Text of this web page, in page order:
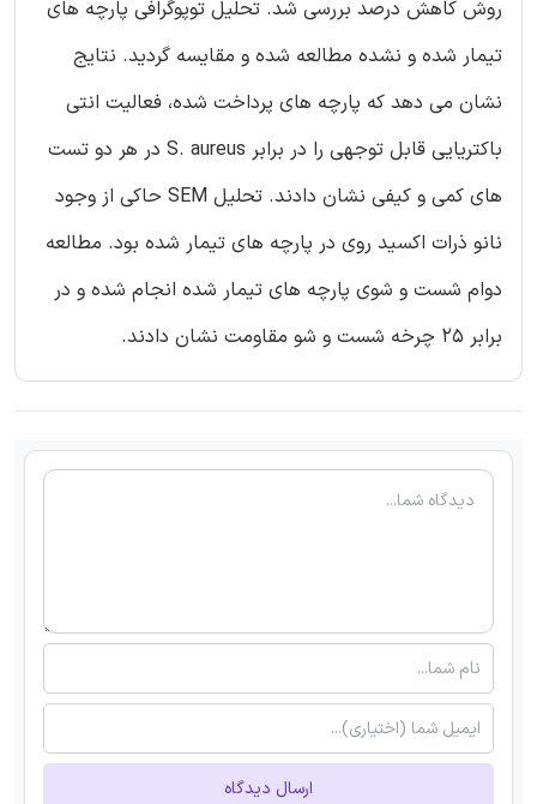
روش کاهش درصد بررسی شد. تحلیل توپوگرافی پارچه های
تیمار شده و نشده مطالعه شده و مقایسه گردید. نتایج
نشان می دهد که پارچه های پرداخت شده، فعالیت انتی
باکتریایی قابل توجهی را در برابر S. aureus در هر دو تست
های کمی و کیفی نشان دادند. تحلیل SEM حاکی از وجود
نانو ذرات اکسید روی در پارچه های تیمار شده بود. مطالعه
دوام شست و شوی پارچه های تیمار شده انجام شده و در
برابر 25 چرخه شست و شو مقاومت نشان دادند.
ارسال دیدگاه